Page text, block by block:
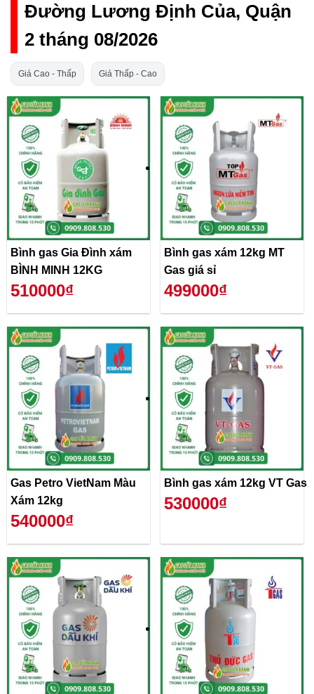
Đường Lương Định Của, Quận
2 tháng 08/2026
Giá Cao - Thấp Giá Thấp - Cao
Bình gas Gia Đình xám
BÌNH MINH 12KG
510000₫
Bình gas xám 12kg MT
Gas giá sỉ
499000₫
Gas Petro VietNam Màu
Xám 12kg
540000₫
Bình gas xám 12kg VT Gas
530000₫